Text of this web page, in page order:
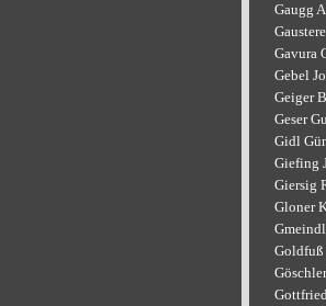
Gaugg
Gavura
Gebel
Geiger
Geser
Gidl
Giefing
Giersig
Gloner
Goldfuß